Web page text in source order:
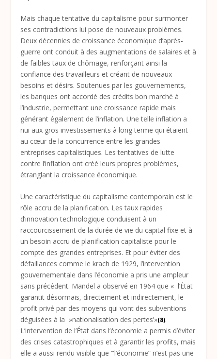
Mais chaque tentative du capitalisme pour surmonter
ses contradictions lui pose de nouveaux problèmes.
Deux décennies de croissance économique d’après-
guerre ont conduit à des augmentations de salaires et à
de faibles taux de chômage, renforçant ainsi la
confiance des travailleurs et créant de nouveaux
besoins et désirs. Soutenues par les gouvernements,
les banques ont accordé des crédits bon marché à
l’industrie, permettant une croissance rapide mais
générant également de l’inflation. Une telle inflation a
nui aux gros investissements à long terme qui étaient
au cœur de la concurrence entre les grandes
entreprises capitalistiques. Les tentatives de lutte
contre l’inflation ont créé leurs propres problèmes,
étranglant la croissance économique.
Une caractéristique du capitalisme contemporain est le
rôle accru de la planification. Les taux rapides
d’innovation technologique conduisent à un
raccourcissement de la durée de vie du capital fixe et à
un besoin accru de planification capitaliste pour le
compte des grandes entreprises. Et pour éviter des
défaillances comme le krach de 1929, l’intervention
gouvernementale dans l’économie a pris une ampleur
sans précédent. Mandel a observé en 1964 que « l’État
garantit désormais, directement et indirectement, le
profit privé par des moyens qui vont des subventions
déguisées à la »nationalisation des pertes’»(8).
L’intervention de l’État dans l’économie a permis d’éviter
des crises catastrophiques et à garantir les profits, mais
elle a aussi rendu visible que ‘”l’économie” n’est pas une